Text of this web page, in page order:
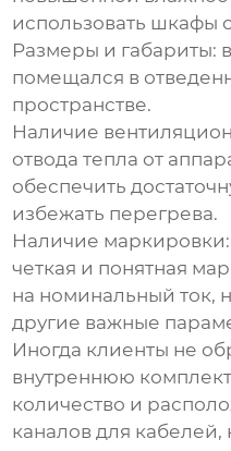
использовать шкафы
Размеры и габариты:
помещался в
пространстве.
Наличие
отвода тепла от
обеспечить
избежать перегрева.
Наличие маркировки
четкая и понятная
на номинальный ток,
другие важные
Иногда клиенты не
внутреннюю
количество и
каналов для кабелей,